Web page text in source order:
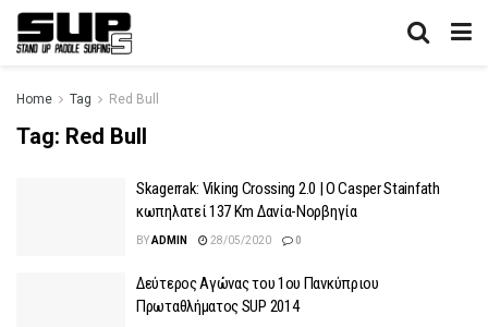
Home Tag Red Bull
Tag: Red Bull
Skagerrak: Viking Crossing 2.0 | O Casper Stainfath
κωπηλατεί 137 Km Δανία-Νορβηγία
BYADMIN 28/05/2020 0
Δεύτερος Αγώνας του 1ου Πανκύπριου
Πρωταθλήματος SUP 2014